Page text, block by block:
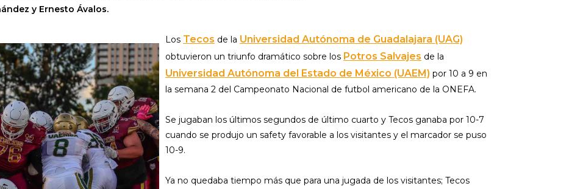
y Ernesto Ávalos.
Los Tecos de la Universidad Autónoma de Guadalajara (UAG)
obtuvieron un triunfo dramático sobre los Potros Salvajes de la
Universidad Autónoma del Estado de México (UAEM) por 10 a 9 en
la semana 2 del Campeonato Nacional de futbol americano de la ONEFA.
Se jugaban los últimos segundos de último cuarto y Tecos ganaba por 10-7
cuando se produjo un safety favorable a los visitantes y el marcador se puso
10-9.
Ya no quedaba tiempo más que para una jugada de los visitantes; Tecos